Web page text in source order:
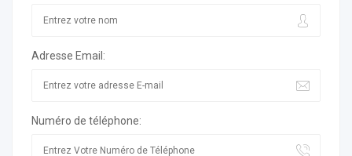
Adresse Email:
Numéro de téléphone: